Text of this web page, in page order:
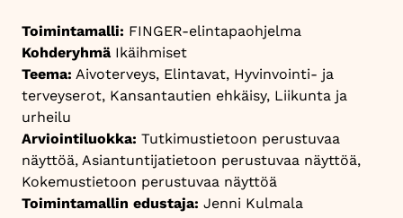
Toimintamalli: FINGER-elintapaohjelma
Kohderyhmä Ikäihmiset
Teema: Aivoterveys, Elintavat, Hyvinvointi- ja
terveyserot, Kansantautien ehkäisy, Liikunta ja
urheilu
Arviointiluokka: Tutkimustietoon perustuvaa
näyttöä, Asiantuntijatietoon perustuvaa näyttöä,
Kokemustietoon perustuvaa näyttöä
Toimintamallin edustaja: Jenni Kulmala